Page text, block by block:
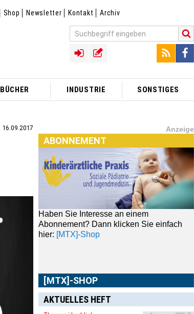
Shop Newsletter Kontakt Archiv
BÜCHER INDUSTRIE SONSTIGES
16.09.2017 Anzeige
ABONNEMENT
Haben Sie Interesse an einem
Abonnement? Dann klicken Sie einfach
hier:[MTX]-Shop
[MTX]-SHOP
AKTUELLES HEFT